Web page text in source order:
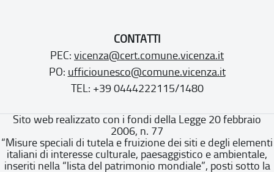
CONTATTI
PEC: vicenza@cert.comune.vicenza.it
PO: ufficiounesco@comune.vicenza.it
TEL: +39 0444222115/1480
Sito web realizzato con i fondi della Legge 20 febbraio
2006, n. 77
“Misure speciali di tutela e fruizione dei siti e degli elementi
italiani di interesse culturale, paesaggistico e ambientale,
inseriti nella “lista del patrimonio mondiale”, posti sotto la